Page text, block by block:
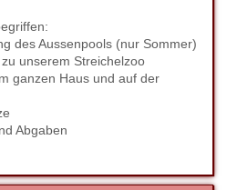
des Aussenpools (nur Sommer)
unserem Streichelzoo
ganzen Haus und auf der
Abgaben